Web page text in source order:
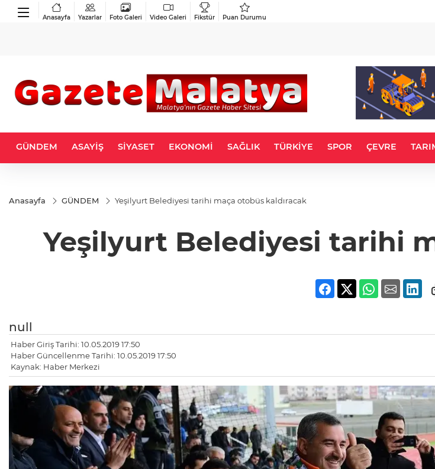
Anasayfa Yazarlar Foto Galeri Video Galeri Fikstür Puan Durumu
GÜNDEM ASAYİŞ SİYASET EKONOMİ SAĞLIK TÜRKİYE SPOR ÇEVRE
Anasayfa GÜNDEM Yeşilyurt Belediyesi tarihi maça otobüs kaldıracak
Yeşilyurt Belediyesi tarihi
null
Haber Giriş Tarihi: 10.05.2019 17:50
Haber Güncellenme Tarihi: 10.05.2019 17:50
Kaynak: Haber Merkezi